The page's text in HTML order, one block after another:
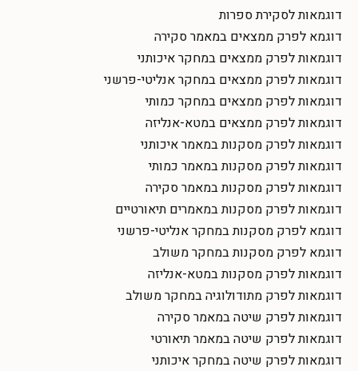
דוגמאות לסקירת ספרות
דוגמא לפרק ממצאים במאמר סקירה
דוגמאות לפרק ממצאים במחקר איכותני
דוגמאות לפרק ממצאים במחקר אנליטי-פרשני
דוגמאות לפרק ממצאים במחקר כמותי
דוגמאות לפרק ממצאים במטא-אנליזה
דוגמאות לפרק מסקנות במאמר איכותני
דוגמאות לפרק מסקנות במאמר כמותי
דוגמאות לפרק מסקנות במאמר סקירה
דוגמאות לפרק מסקנות במאמרים תיאורטיים
דוגמא לפרק מסקנות במחקר אנליטי-פרשני
דוגמא לפרק מסקנות במחקר משולב
דוגמאות לפרק מסקנות במטא-אנליזה
דוגמאות לפרק מתודולוגיה במחקר משולב
דוגמאות לפרק שיטה במאמר סקירה
דוגמאות לפרק שיטה במאמר תיאורטי
דוגמאות לפרק שיטה במחקר איכותני